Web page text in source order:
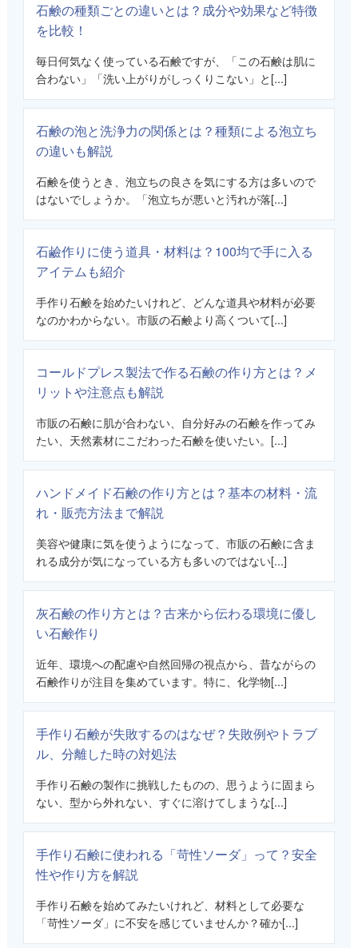
石鹸の種類ごとの違いとは？成分や効果など特徴
を比較！
毎日何気なく使っている石鹸ですが、「この石鹸は肌に
合わない」「洗い上がりがしっくりこない」と[...]
石鹸の泡と洗浄力の関係とは？種類による泡立ち
の違いも解説
石鹸を使うとき、泡立ちの良さを気にする方は多いので
はないでしょうか。「泡立ちが悪いと汚れが落[...]
石鹼作りに使う道具・材料は？100均で手に入る
アイテムも紹介
手作り石鹸を始めたいけれど、どんな道具や材料が必要
なのかわからない。市販の石鹸より高くついて[...]
コールドプレス製法で作る石鹸の作り方とは？メ
リットや注意点も解説
市販の石鹸に肌が合わない、自分好みの石鹸を作ってみ
たい、天然素材にこだわった石鹸を使いたい。[...]
ハンドメイド石鹸の作り方とは？基本の材料・流
れ・販売方法まで解説
美容や健康に気を使うようになって、市販の石鹸に含ま
れる成分が気になっている方も多いのではない[...]
灰石鹸の作り方とは？古来から伝わる環境に優し
い石鹸作り
近年、環境への配慮や自然回帰の視点から、昔ながらの
石鹸作りが注目を集めています。特に、化学物[...]
手作り石鹸が失敗するのはなぜ？失敗例やトラブ
ル、分離した時の対処法
手作り石鹸の製作に挑戦したものの、思うように固まら
ない、型から外れない、すぐに溶けてしまうな[...]
手作り石鹸に使われる「苛性ソーダ」って？安全
性や作り方を解説
手作り石鹸を始めてみたいけれど、材料として必要な
「苛性ソーダ」に不安を感じていませんか？確か[...]